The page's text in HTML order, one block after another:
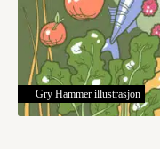
Gry Hammer illustrasjon